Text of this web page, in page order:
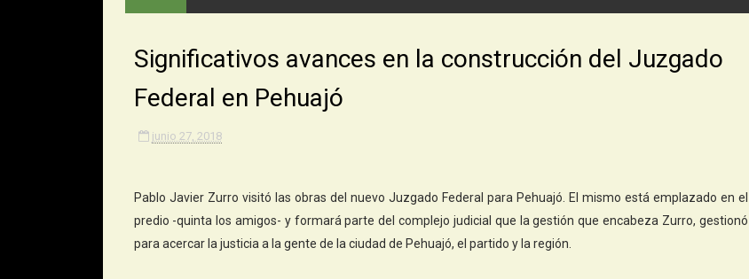
Significativos avances en la construcción del Juzgado
Federal en Pehuajó
junio 27, 2018
Pablo Javier Zurro visitó las obras del nuevo Juzgado Federal para Pehuajó. El mismo está emplazado en el
predio -quinta los amigos- y formará parte del complejo judicial que la gestión que encabeza Zurro, gestionó
para acercar la justicia a la gente de la ciudad de Pehuajó, el partido y la región.